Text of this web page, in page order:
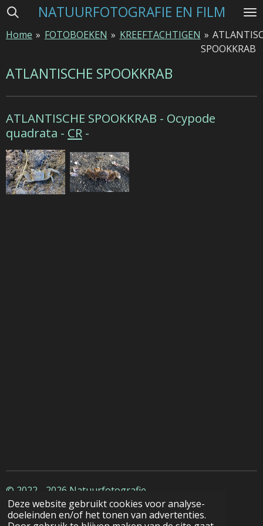
Deze website gebruikt cookies voor analyse-
doeleinden en/of het tonen van advertenties.
Ga
naar
hoofdinhoud
NATUURFOTOGRAFIE EN FILM
Home » FOTOBOEKEN » KREEFTACHTIGEN »
SPOOKKRAB
ATLANTISCHE SPOOKKRAB
ATLANTISCHE SPOOKKRAB - Ocypode
quadrata - CR -
© 2022 - 2026 Natuurfotografie